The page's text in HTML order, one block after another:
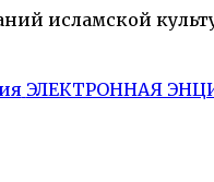
исламской
ЭЛЕКТРОННАЯ